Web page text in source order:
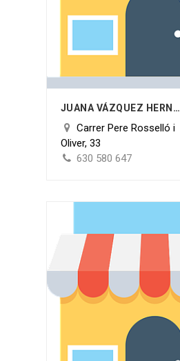
JUANA VÁZQUEZ HERNÁNDEZ
Carrer Pere Rosselló i
Oliver, 33
630 580 647